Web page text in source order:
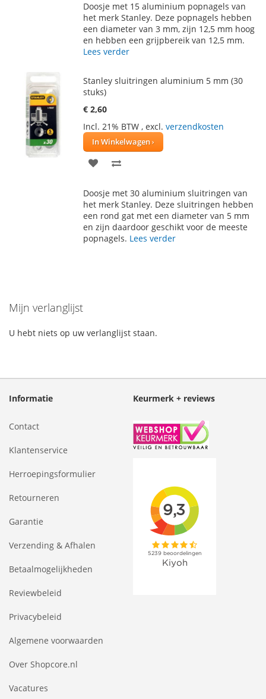
AAN
VERLANGLIJST
TE
VERGELIJKEN
Doosje met 15 aluminium popnagels van
het merk Stanley. Deze popnagels hebben
een diameter van 3 mm, zijn 12,5 mm hoog
en hebben een grijpbereik van 12,5 mm.
Lees verder
Stanley sluitringen aluminium 5 mm (30
stuks)
€ 2,60
Incl. 21% BTW , excl. verzendkosten
In Winkelwagen
VOEG
AAN
VERLANGLIJST
TE
VERGELIJKEN
Doosje met 30 aluminium sluitringen van
het merk Stanley. Deze sluitringen hebben
een rond gat met een diameter van 5 mm
en zijn daardoor geschikt voor de meeste
popnagels. Lees verder
Mijn verlanglijst
U hebt niets op uw verlanglijst staan.
Informatie
Contact
Klantenservice
Herroepingsformulier
Retourneren
Garantie
Verzending & Afhalen
Betaalmogelijkheden
Reviewbeleid
Privacybeleid
Algemene voorwaarden
Over Shopcore.nl
Vacatures
Keurmerk + reviews